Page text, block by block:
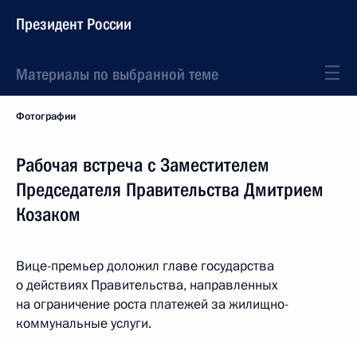
Президент России
Материалы по выбранной теме
Фотографии
Рабочая встреча с Заместителем
Председателя Правительства Дмитрием
Козаком
Вице-премьер доложил главе государства
о действиях Правительства, направленных
на ограничение роста платежей за жилищно-
коммунальные услуги.